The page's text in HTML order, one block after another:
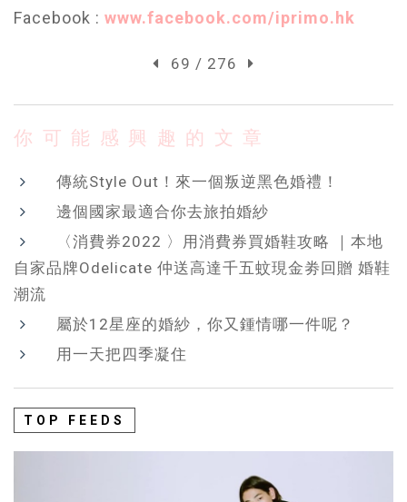
Facebook : www.facebook.com/iprimo.hk
69 / 276
你可能感興趣的文章
傳統Style Out！來一個叛逆黑色婚禮！
邊個國家最適合你去旅拍婚紗
〈消費券2022 〉用消費券買婚鞋攻略 ｜本地
自家品牌Odelicate 仲送高達千五蚊現金劵回贈 婚鞋
潮流
屬於12星座的婚紗，你又鍾情哪一件呢？
用一天把四季凝住
TOP FEEDS